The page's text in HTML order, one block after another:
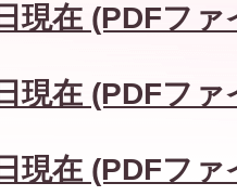
現在 (PDFフ
現在 (PDFフ
現在 (PDFフ